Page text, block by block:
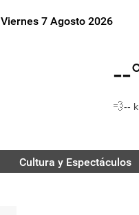
Viernes 7 Agosto 2026
--
💨--
Cultura y Espectáculos